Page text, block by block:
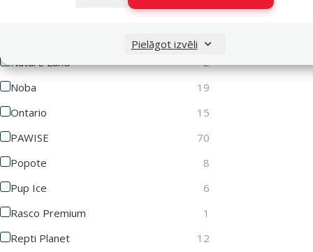
Pielāgot izvēli
12
Nature Land
2
Noba
19
Ontario
15
PAWISE
70
Popote
8
Pup Ice
6
Rasco Premium
1
Repti Planet
12